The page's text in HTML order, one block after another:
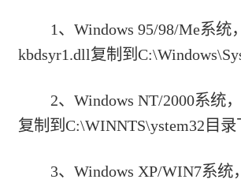
1、Windows 95/98/Me系统
kbdsyr1.dll复制到
2、Windows NT/2000系统
复制到C:\WINNTS\ystem32目录
3、Windows XP/WIN7系统